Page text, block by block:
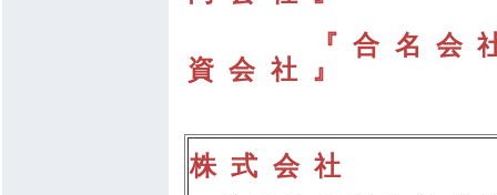
『合名会
資会社』
株式会社